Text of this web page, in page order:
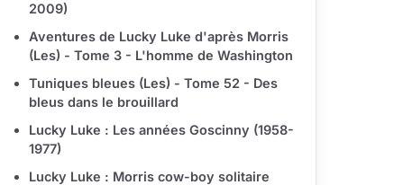
2009)
Aventures de Lucky Luke d'après Morris
(Les) - Tome 3 - L'homme de Washington
Tuniques bleues (Les) - Tome 52 - Des
bleus dans le brouillard
Lucky Luke : Les années Goscinny (1958-
1977)
Lucky Luke : Morris cow-boy solitaire